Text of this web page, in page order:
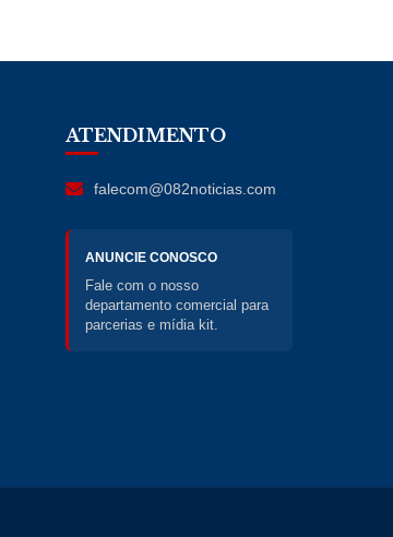
ATENDIMENTO
falecom@082noticias.com
ANUNCIE CONOSCO
Fale com o nosso
departamento comercial para
parcerias e mídia kit.